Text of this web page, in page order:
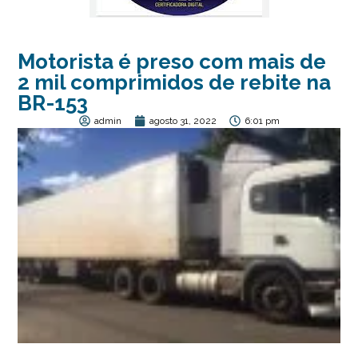
Motorista é preso com mais de
2 mil comprimidos de rebite na
BR-153
admin agosto 31, 2022 6:01 pm